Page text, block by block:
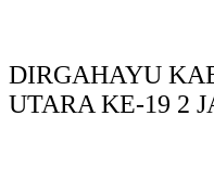
DIRGAHAYU
UTARA KE-19 2